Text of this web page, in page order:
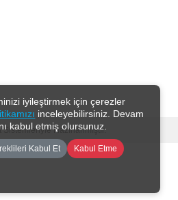
iyileştirmek için çerezler
inceleyebilirsiniz. Devam
kabul etmiş olursunuz.
Kabul Et Kabul Etme
Sistemleriyle Hazırlanmıştır.